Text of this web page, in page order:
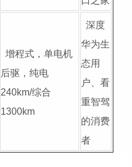
增程式，单电机
后驱，纯电
240km/综合
1300km
深度
华为生
态用
户、看
重智驾
的消费
者